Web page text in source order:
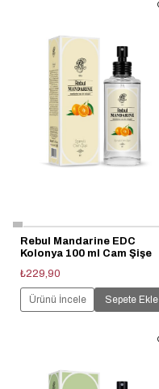
Rebul Mandarine EDC
Kolonya 100 ml Cam Şişe
₺229,90
Ürünü İncele Sepete Ekle